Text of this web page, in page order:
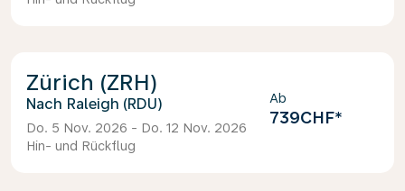
Zürich (ZRH)
Raleigh (RDU)
Do. 5 Nov. 2026 - Do. 12 Nov. 2026
Hin- und Rückflug
Ab
739CHF*